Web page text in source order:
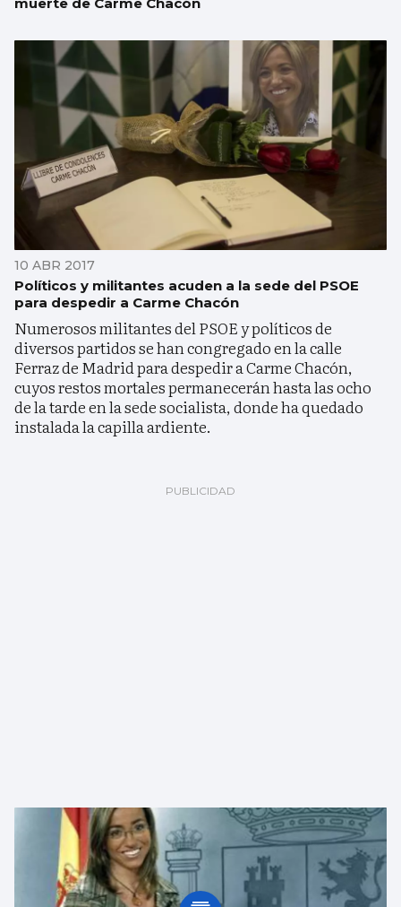
muerte de Carme Chacón
10 ABR 2017
Políticos y militantes acuden a la sede del PSOE
para despedir a Carme Chacón
Numerosos militantes del PSOE y políticos de
diversos partidos se han congregado en la calle
Ferraz de Madrid para despedir a Carme Chacón,
cuyos restos mortales permanecerán hasta las ocho
de la tarde en la sede socialista, donde ha quedado
instalada la capilla ardiente.